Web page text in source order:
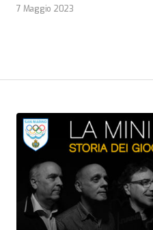
7 Maggio 2023